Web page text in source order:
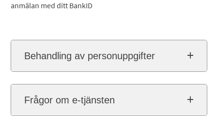
anmälan med ditt BankID
Behandling av personuppgifter
Frågor om e-tjänsten